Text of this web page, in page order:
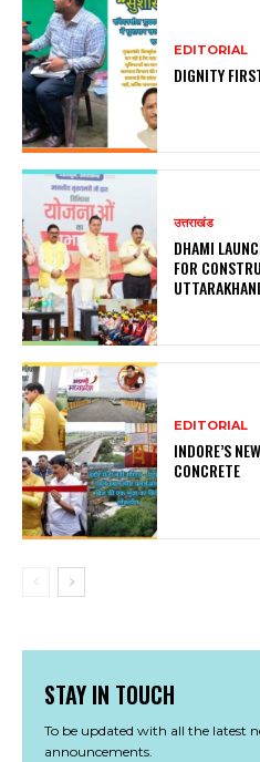
EDITORIAL
DIGNITY
उत्तराखंड
DHAMI
FOR
EDITORIAL
INDORE’S
CONCRETE
STAY IN TOUCH
To be updated with all the latest
announcements.